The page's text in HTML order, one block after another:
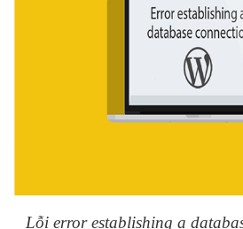
Lỗi error establishing a